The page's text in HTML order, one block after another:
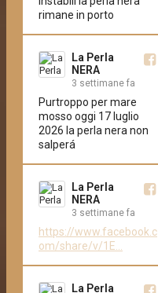
rimane in porto
La Perla
NERA
3 settimane fa
Purtroppo per mare
mosso oggi 17 luglio
2026 la perla nera non
salperá
La Perla
NERA
3 settimane fa
https://www.facebook.c
om/share/v/1E...
La Perla